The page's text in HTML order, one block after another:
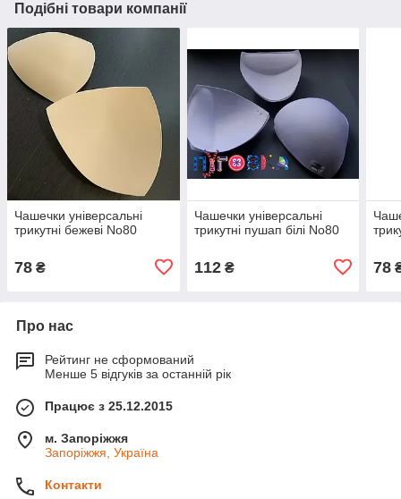
Подібні товари компанії
Чашечки універсальні
трикутні бежеві No80
78 ₴
Чашечки універсальні
трикутні пушап білі No80
112₴ 78
Про нас
Рейтинг не сформований
Менше 5 відгуків за останній рік
Працює з 25.12.2015
м. Запоріжжя
Запоріжжя, Україна
Контакти